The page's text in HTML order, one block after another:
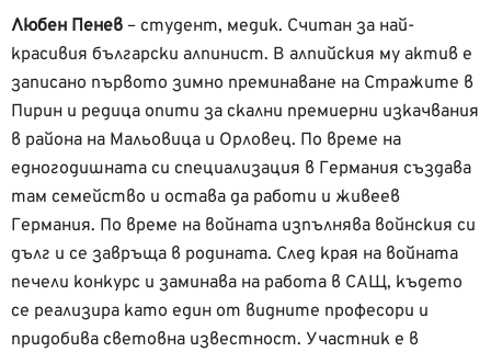
Любен Пенев – студент, медик. Считан за най-
красивия български алпинист. В алпийския му актив е
записано първото зимно преминаване на Стражите в
Пирин и редица опити за скални премиерни изкачвания
в района на Мальовица и Орловец. По време на
едногодишната си специализация в Германия създава
там семейство и остава да работи и живеев
Германия. По време на войната изпълнява войнския си
дълг и се завръща в родината. След края на войната
печели конкурс и заминава на работа в САЩ, където
се реализира като един от видните професори и
придобива световна известност. Участник е в